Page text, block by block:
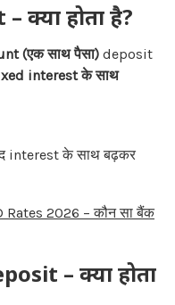
क्या होता है?
(एक साथ पैसा) deposit
interest के साथ
interest के साथ बढ़कर
2026 – कौन सा बैंक
– क्या होता